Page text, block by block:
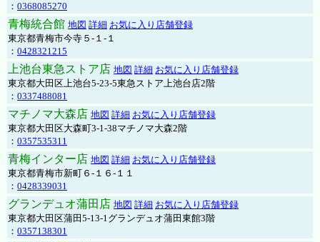
： 0368085270
青梅統合館 地図 詳細 お気に入り店舗登録
東京都青梅市今寺５-１-１
： 0428321215
上池台東急ストア店 地図 詳細 お気に入り店舗登録
東京都大田区上池台5-23-5東急ストア上池台店2階
： 0337488081
マチノマ大森店 地図 詳細 お気に入り店舗登録
東京都大田区大森町3-1-38マチノマ大森2階
： 0357535311
青梅インター店 地図 詳細 お気に入り店舗登録
東京都青梅市新町６-１６-１１
： 0428339031
グランデュオ蒲田店 地図 詳細 お気に入り店舗登録
東京都大田区蒲田5-13-1グランデュオ蒲田東館3階
： 0357138301